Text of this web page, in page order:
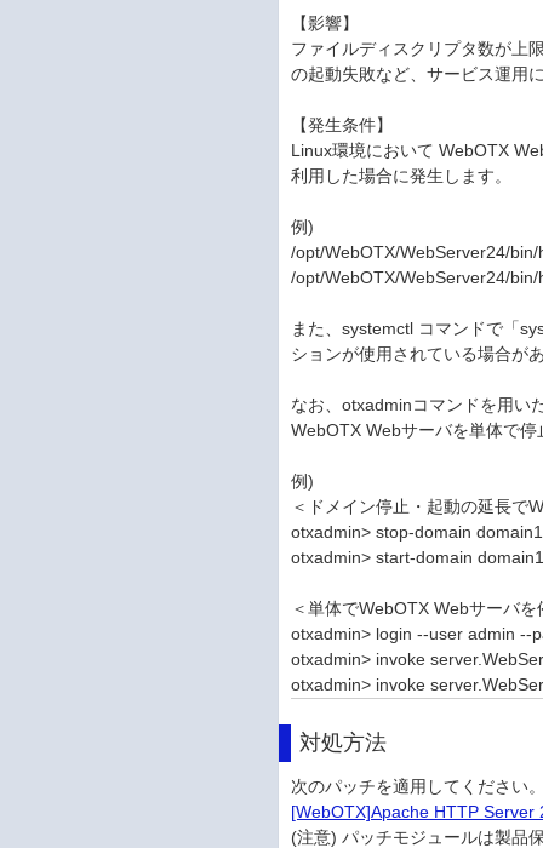
【影響】
ファイルディスクリプタ数が上
の起動失敗など、サービス運用
【発生条件】
Linux環境において WebOTX
利用した場合に発生します。
例)
/opt/WebOTX/WebServer24/
/opt/WebOTX/WebServer24/
また、systemctl コマンドで「
ションが使用されている場合が
なお、otxadminコマンドを用い
WebOTX Webサーバを単体で
例)
＜ドメイン停止・起動の延長で
otxadmin> stop-domain domain1
otxadmin> start-domain
＜単体でWebOTX Webサーバ
otxadmin> login --user admin --
otxadmin> invoke
otxadmin> invoke
対処方法
次のパッチを適用してください
[WebOTX]Apache HTTP
(注意) パッチモジュールは製品